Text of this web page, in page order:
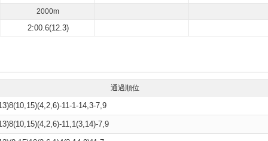
2000m
2:00.6(12.3)
通過順位
11-1-14,3-7,9
11,1(3,14)-7,9